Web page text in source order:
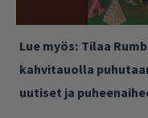
Lue myös: Tilaa
kahvitauolla
uutiset ja